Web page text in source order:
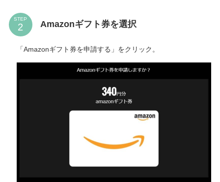
STEP
Amazonギフト券を選択
「Amazonギフト券を申請する」をクリック。